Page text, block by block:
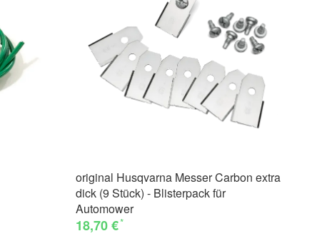
original Husqvarna Messer Carbon extra
dick (9 Stück) - Blisterpack für
Automower
18,70 €*